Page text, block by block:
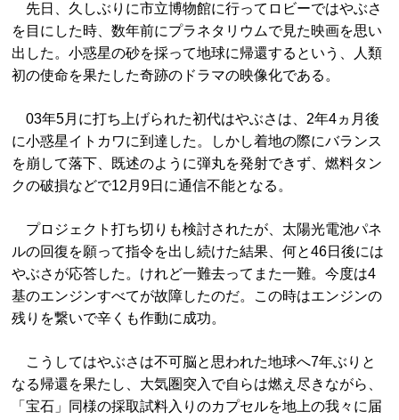
先日、久しぶりに市立博物館に行ってロビーではやぶさ
を目にした時、数年前にプラネタリウムで見た映画を思い
出した。小惑星の砂を採って地球に帰還するという、人類
初の使命を果たした奇跡のドラマの映像化である。
03年5月に打ち上げられた初代はやぶさは、2年4ヵ月後
に小惑星イトカワに到達した。しかし着地の際にバランス
を崩して落下、既述のように弾丸を発射できず、燃料タン
クの破損などで12月9日に通信不能となる。
プロジェクト打ち切りも検討されたが、太陽光電池パネ
ルの回復を願って指令を出し続けた結果、何と46日後には
やぶさが応答した。けれど一難去ってまた一難。今度は4
基のエンジンすべてが故障したのだ。この時はエンジンの
残りを繋いで辛くも作動に成功。
こうしてはやぶさは不可脳と思われた地球へ7年ぶりと
なる帰還を果たし、大気圏突入で自らは燃え尽きながら、
「宝石」同様の採取試料入りのカプセルを地上の我々に届